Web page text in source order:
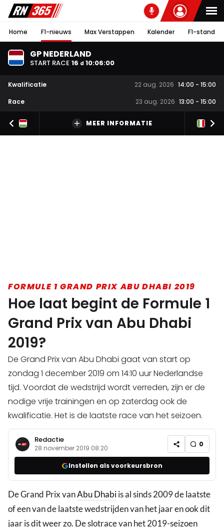
Home F1-nieuws Max Verstappen Kalender F1-stand
GP NEDERLAND
START RACE 16 d 10:05:59
Kwalificatie 22 aug. 2026 14:00 - 15:00
Race
23 aug. 2026 13:00 - 15:00
MEER INFORMATIE
FORMULE 1 GRAND PRIX ABU DHABI 2019
Hoe laat begint de Formule 1
Grand Prix van Abu Dhabi
2019?
De Grand Prix van Abu Dhabi gaat van start op
zondag 1 december 2019 om 14:10 uur Nederlandse
tijd. Voordat de wedstrijd wordt verreden, zijn er de
nodige vrije trainingen en op zaterdag ook de
kwalificatie. Het is de laatste race van het seizoen.
Redactie
28 november 2019 08:20 0
Instellen als voorkeursbron
De Grand Prix vanAbu Dhabiis al sinds 2009 de laatste
of een van de laatste wedstrijden van het jaar en ook dit
jaar is dit weer zo. De slotrace van het 2019-seizoen